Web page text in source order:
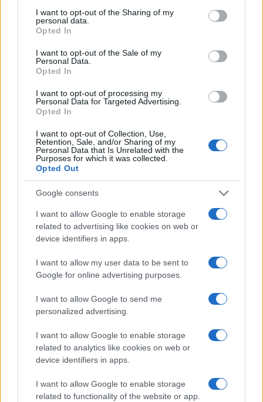
not limited to your visit or usage behaviour. You may click to
grant or deny consent to Google and its third-party tags to
use your data for below specified purposes in below Google
consent section.
I want to opt-out of the Sharing of my
personal data.
Opted In
I want to opt-out of the Sale of my
Personal Data.
Opted In
I want to opt-out of processing my
Personal Data for Targeted Advertising.
Opted In
I want to opt-out of Collection, Use,
Retention, Sale, and/or Sharing of my
Personal Data that Is Unrelated with the
Purposes for which it was collected.
Opted Out
Google consents
I want to allow Google to enable storage
related to advertising like cookies on web or
device identifiers in apps.
I want to allow my user data to be sent to
Google for online advertising purposes.
I want to allow Google to send me
personalized advertising.
I want to allow Google to enable storage
related to analytics like cookies on web or
device identifiers in apps.
I want to allow Google to enable storage
related to functionality of the website or app.
Ακολουθείστε το iPaideia.gr στο
Tελευταίες
Στην Κατηγορία:ΕΙΔΗΣΕΙΣ
ΕΝΣΗΜΑ